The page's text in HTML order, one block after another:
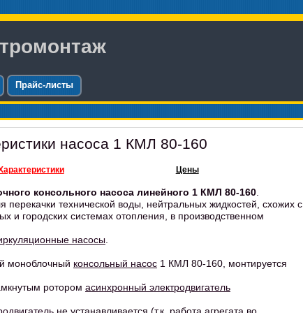
Прайс-листы
насоса 1 КМЛ 80-160
Цены
консольного насоса линейного 1 КМЛ 80-160
перекачки технической воды, нейтральных жидкостей, схожих с
городских системах отопления, в производственном
насосы
моноблочный консольный насос 1 КМЛ 80-160, монтируется
ротором асинхронный электродвигатель